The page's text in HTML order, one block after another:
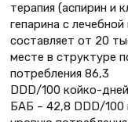
терапия (аспирин и
гепарина с
составляет от 20
месте в структуре
потребления 86,3
DDD/100 койко-
БАБ – 42,8 DDD/